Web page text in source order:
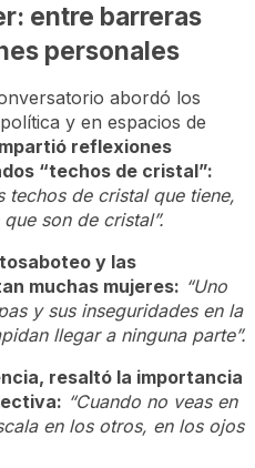
entre barreras
personales
abordó los
y en espacios de
reflexiones
“techos de cristal”:
techos de cristal que tiene,
son de cristal”.
y las
muchas mujeres: “Uno
y sus inseguridades en la
llegar a ninguna parte”.
resaltó la importancia
“Cuando no veas en
en los otros, en los ojos